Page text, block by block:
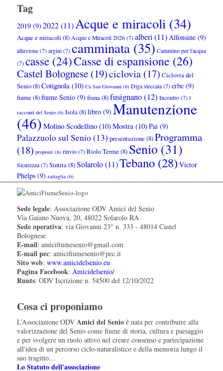
Tag
2019(9) 2022(11) Acque e miracoli (34)
Acque e miracoli (8) Acque e Miracoli 2026(7) alberi (11) Alfonsine(9)
alluvione(7) argini(7) camminata(35) Cammino per l'acqua
(7) casse(24)Casse di espansione (26)
Castel Bolognese(19)ciclovia(17) Ciclovia del
Senio(8)Cotignola (10) Cà San Giovanni (6) Diga steccaia(7) erbe(9)
fiume(8)fiume Senio(9) frana(8)fusignano(12) Incontro(7) I
racconti del Senio(6) Isola(8)libro(9) Manutenzione
(46) Molino Scodellino(10)Mostra (10)Pai (9)
Palazzuolo sul Senio(13) presentazione(8)Programma
(18) proposte(6) rinvio(7) Riolo Terme(8) Senio (31)
Sicurezza(7) Sintria(8)Solarolo(11)Tebano(28) Victor
Phelps(9) zattaglia (6)
Sede legale: Associazione ODV Amici del Senio
Via Gaiano Nuova, 20, 48022 Solarolo RA
Sede operativa: via Giovanni 23° n. 333 - 48014 Castel
Bolognese
E-mail: amicifiumesenio@gmail.com
E-mail pec: amicifiumesenio@pec.it
Sito web: www.amicidelsenio.eu
Pagina Facebook: Amicidelsenio/
Runts: ODV Iscrizione n. 54500 del 12/10/2022
Cosa ci proponiamo
L’Associazione ODV Amici del Senioè nata per contribuire alla
valorizzazione del Senio come fiume di storia, cultura e paesaggio
e per svolgere un ruolo attivo nel creare consenso e partecipazione
all'idea di un percorso ciclo-naturalistico e della memoria lungo il
suo tragitto…
Lo Statuto dell'associazione